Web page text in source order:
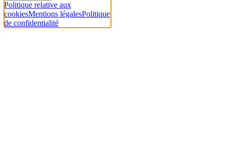
Politique relative aux
cookiesMentions légalesPolitique
de confidentialité